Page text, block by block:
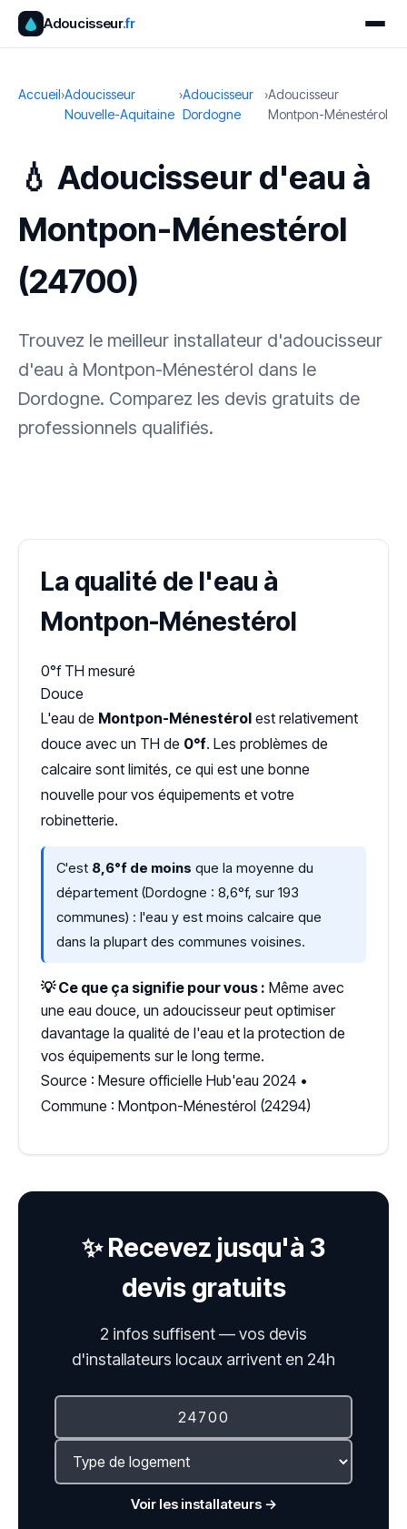
Adoucisseur.fr
Accueil›Adoucisseur
Nouvelle-Aquitaine
›Adoucisseur
Dordogne
›Adoucisseur
Montpon-Ménestérol
💧 Adoucisseur d'eau à
Montpon-Ménestérol
(24700)
Trouvez le meilleur installateur d'adoucisseur
d'eau à Montpon-Ménestérol dans le
Dordogne. Comparez les devis gratuits de
professionnels qualifiés.
La qualité de l'eau à
Montpon-Ménestérol
0°f TH mesuré
Douce
L'eau de Montpon-Ménestérol est relativement
douce avec un TH de 0°f. Les problèmes de
calcaire sont limités, ce qui est une bonne
nouvelle pour vos équipements et votre
robinetterie.
C'est 8,6°f de moins que la moyenne du
département (Dordogne : 8,6°f, sur 193
communes) : l'eau y est moins calcaire que
dans la plupart des communes voisines.
💡 Ce que ça signifie pour vous : Même avec
une eau douce, un adoucisseur peut optimiser
davantage la qualité de l'eau et la protection de
vos équipements sur le long terme.
Source : Mesure officielle Hub'eau 2024 •
Commune : Montpon-Ménestérol (24294)
✨ Recevez jusqu'à 3
devis gratuits
2 infos suffisent — vos devis
d'installateurs locaux arrivent en 24h
Voir les installateurs →